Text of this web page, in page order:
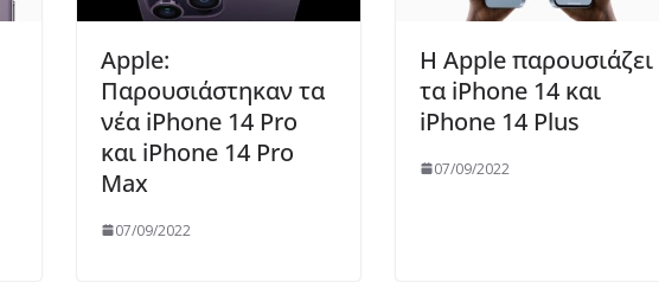
Apple:
Παρουσιάστηκαν τα
νέα iPhone 14 Pro
και iPhone 14 Pro
Max
07/09/2022
Η Apple παρουσιάζει
τα iPhone 14 και
iPhone 14 Plus
07/09/2022